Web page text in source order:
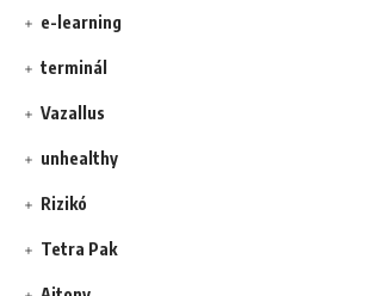
e-learning
terminál
Vazallus
unhealthy
Rizikó
Tetra Pak